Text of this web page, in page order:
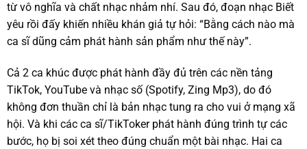
từ vô nghĩa và chất nhạc nhảm nhí. Sau đó, đoạn nhạc Biết
yêu rồi đấy khiến nhiều khán giả tự hỏi: “Bằng cách nào mà
ca sĩ dũng cảm phát hành sản phẩm như thế này”.
Cả 2 ca khúc được phát hành đầy đủ trên các nền tảng
TikTok, YouTube và nhạc số (Spotify, Zing Mp3), do đó
không đơn thuần chỉ là bản nhạc tung ra cho vui ở mạng xã
hội. Và khi các ca sĩ/TikToker phát hành đúng trình tự các
bước, họ bị soi xét theo đúng chuẩn một bài nhạc. Hai ca